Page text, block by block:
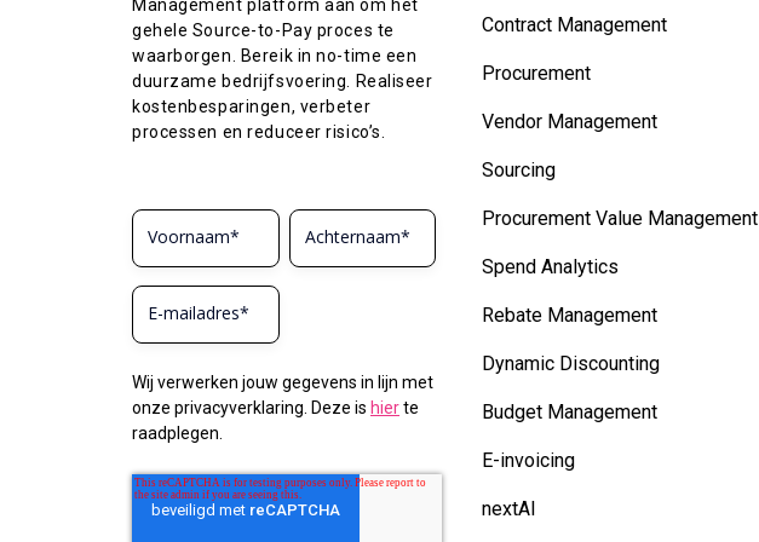
Management platform aan om het
gehele Source-to-Pay proces te
waarborgen. Bereik in no-time een
duurzame bedrijfsvoering. Realiseer
kostenbesparingen, verbeter
processen en reduceer risico’s.
Wij verwerken jouw gegevens in lijn met
onze privacyverklaring. Deze is hierte
raadplegen.
Contract Management
Procurement
Vendor Management
Sourcing
Procurement Value Management
Spend Analytics
Rebate Management
Dynamic Discounting
Budget Management
E-invoicing
nextAI